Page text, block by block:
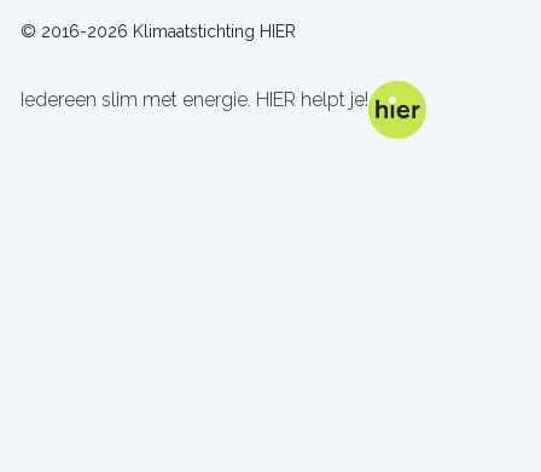
© 2016-2026 Klimaatstichting HIER
Iedereen slim met energie. HIER helpt je!